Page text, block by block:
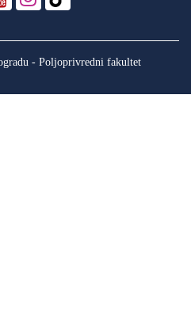
- Poljoprivredni fakultet